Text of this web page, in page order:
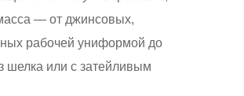
— от джинсовых,
рабочей униформой до
шелка или с затейливым